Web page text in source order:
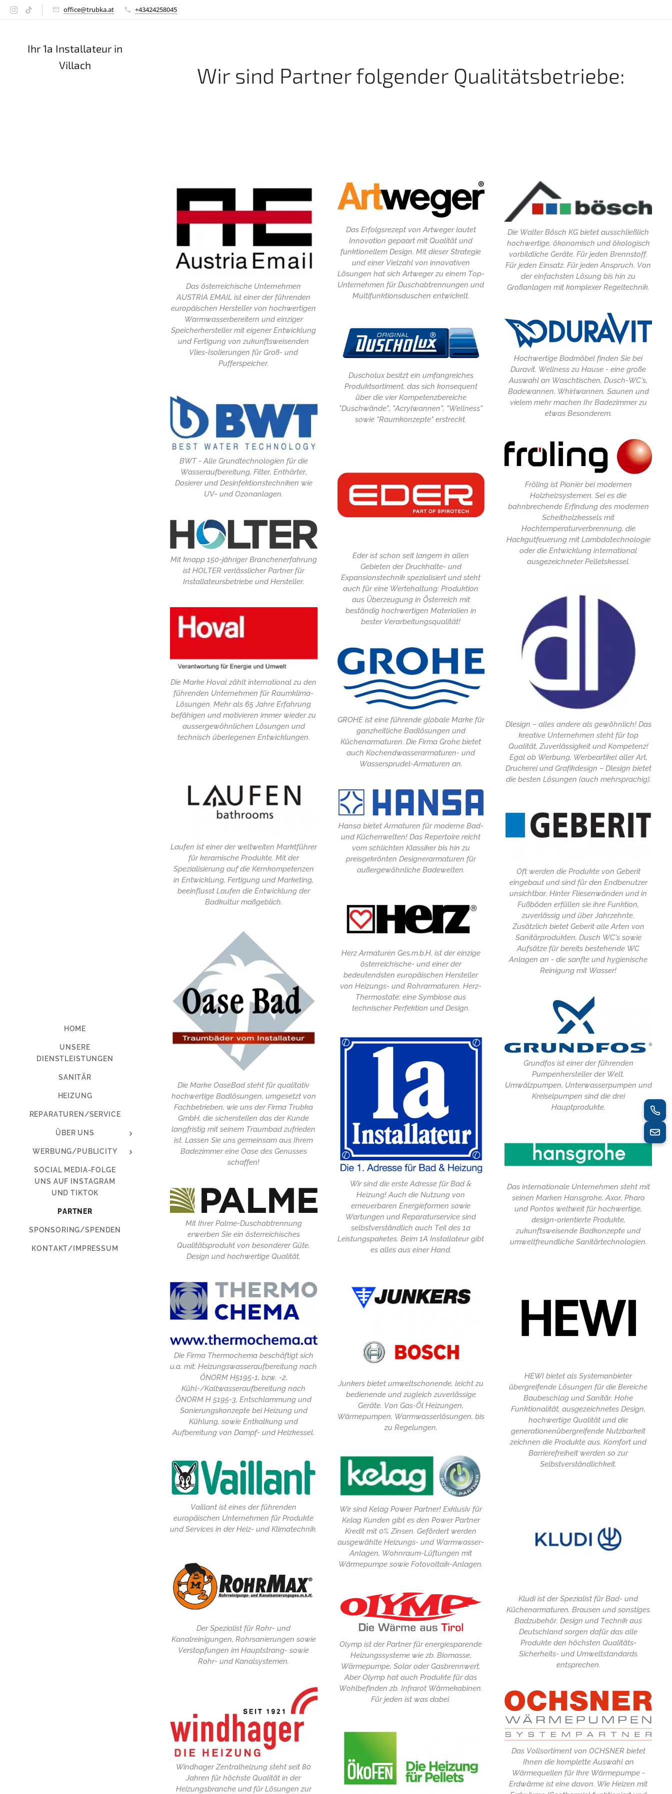
office@trubka.at +43424258045
Ihr 1a Installateur in
Villach
HOME
UNSERE
DIENSTLEISTUNGEN
SANITÄR
HEIZUNG
REPARATUREN/SERVICE
ÜBER UNS
WERBUNG/PUBLICITY
SOCIAL MEDIA-FOLGE
UNS AUF INSTAGRAM
UND TIKTOK
PARTNER
SPONSORING/SPENDEN
KONTAKT/IMPRESSUM
Wir sind Partner folgender Qualitätsbetriebe:
Das österreichische Unternehmen
AUSTRIA EMAIL ist einer der führenden
europäischen Hersteller von hochwertigen
Warmwasserbereitern und einziger
Speicherhersteller mit eigener Entwicklung
und Fertigung von zukunftsweisenden
Vlies-Isolierungen für Groß- und
Pufferspeicher.
BWT - Alle Grundtechnologien für die
Wasseraufbereitung, Filter, Enthärter,
Dosierer und Desinfektionstechniken wie
UV- und Ozonanlagen.
Mit knapp 150-jähriger Branchenerfahrung
ist HOLTER verlässlicher Partner für
Installateursbetriebe und Hersteller.
Die Marke Hoval zählt international zu den
führenden Unternehmen für Raumklima-
Lösungen. Mehr als 65 Jahre Erfahrung
befähigen und motivieren immer wieder zu
aussergewöhnlichen Lösungen und
technisch überlegenen Entwicklungen.
Laufen ist einer der weltweiten Marktführer
für keramische Produkte. Mit der
Spezialisierung auf die Kernkompetenzen
in Entwicklung, Fertigung und Marketing,
beeinflusst Laufen die Entwicklung der
Badkultur maßgeblich.
Die Marke OaseBad steht für qualitativ
hochwertige Badlösungen, umgesetzt von
Fachbetrieben, wie uns der Firma Trubka
GmbH, die sicherstellen das der Kunde
langfristig mit seinem Traumbad zufrieden
ist. Lassen Sie uns gemeinsam aus Ihrem
Badezimmer eine Oase des Genusses
schaffen!
Mit Ihrer Palme-Duschabtrennung
erwerben Sie ein österreichisches
Qualitätsprodukt von besonderer Güte,
Design und hochwertige Qualität.
Die Firma Thermochema beschäftigt sich
u.a. mit: Heizungswasseraufbereitung nach
ÖNORM H5195-1, bzw. -2,
Kühl-/Kaltwasseraufbereitung nach
ÖNORM H 5195-3, Entschlammung und
Sanierungskonzepte bei Heizung und
Kühlung, sowie Entkalkung und
Aufbereitung von Dampf- und Heizkessel.
Vaillant ist eines der führenden
europäischen Unternehmen für Produkte
und Services in der Heiz- und Klimatechnik.
Der Spezialist für Rohr- und
Kanalreinigungen, Rohrsanierungen sowie
Verstopfungen im Hauptstrang- sowie
Rohr- und Kanalsystemen.
Windhager Zentralheizung steht seit 80
Jahren für höchste Qualität in der
Heizungsbranche und für Lösungen zur
Das Erfolgsrezept von Artweger lautet
Innovation gepaart mit Qualität und
funktionellem Design. Mit dieser Strategie
und einer Vielzahl von innovativen
Lösungen hat sich Artweger zu einem Top-
Unternehmen für Duschabtrennungen und
Multifunktionsduschen entwickelt.
Duscholux besitzt ein umfangreiches
Produktsortiment, das sich konsequent
über die vier Kompetenzbereiche
"Duschwände", "Acrylwannen", "Wellness"
sowie "Raumkonzepte" erstreckt.
Eder ist schon seit langem in allen
Gebieten der Druckhalte- und
Expansionstechnik spezialisiert und steht
auch für eine Wertehaltung: Produktion
aus Überzeugung in Österreich mit
beständig hochwertigen Materialien in
bester Verarbeitungsqualität!
GROHE ist eine führende globale Marke für
ganzheitliche Badlösungen und
Küchenarmaturen. Die Firma Grohe bietet
auch Kochendwasserarmaturen- und
Wassersprudel-Armaturen an.
Hansa bietet Armaturen für moderne Bad-
und Küchenwelten! Das Repertoire reicht
vom schlichten Klassiker bis hin zu
preisgekrönten Designerarmaturen für
außergewöhnliche Badewelten.
Herz Armaturen Ges.m.b.H. ist der einzige
österreichische- und einer der
bedeutendsten europäischen Hersteller
von Heizungs- und Rohrarmaturen. Herz-
Thermostate: eine Symbiose aus
technischer Perfektion und Design.
Wir sind die erste Adresse für Bad &
Heizung! Auch die Nutzung von
erneuerbaren Energieformen sowie
Wartungen und Reparaturservice sind
selbstverständlich auch Teil des 1a
Leistungspaketes. Beim 1A Installateur gibt
es alles aus einer Hand.
Junkers bietet umweltschonende, leicht zu
bedienende und zugleich zuverlässige
Geräte. Von Gas-Öl Heizungen,
Wärmepumpen, Warmwasserlösungen, bis
zu Regelungen.
Wir sind Kelag Power Partner! Exklusiv für
Kelag Kunden gibt es den Power Partner
Kredit mit 0% Zinsen. Gefördert werden
ausgewählte Heizungs- und Warmwasser-
Anlagen, Wohnraum-Lüftungen mit
Wärmepumpe sowie Fotovoltaik-Anlagen.
Olymp ist der Partner für energiesparende
Heizungssysteme wie zb. Biomasse,
Wärmepumpe, Solar oder Gasbrennwert.
Aber Olymp hat auch Produkte für das
Wohlbefinden zb. Infrarot Wärmekabinen.
Für jeden ist was dabei.
Die Walter Bösch KG bietet ausschließlich
hochwertige, ökonomisch und ökologisch
vorbildliche Geräte. Für jeden Brennstoff.
Für jeden Einsatz. Für jeden Anspruch. Von
der einfachsten Lösung bis hin zu
Großanlagen mit komplexer Regeltechnik.
Hochwertige Badmöbel finden Sie bei
Duravit. Wellness zu Hause - eine große
Auswahl an Waschtischen, Dusch-WC's,
Badewannen, Whirlwannen, Saunen und
vielem mehr machen Ihr Badezimmer zu
etwas Besonderem.
Fröling ist Pionier bei modernen
Holzheizsystemen. Sei es die
bahnbrechende Erfindung des modernen
Scheitholzkessels mit
Hochtemperaturverbrennung, die
Hackgutfeuerung mit Lambdatechnologie
oder die Entwicklung international
ausgezeichneter Pelletskessel.
Dlesign – alles andere als gewöhnlich! Das
kreative Unternehmen steht für top
Qualität, Zuverlässigkeit und Kompetenz!
Egal ob Werbung, Werbeartikel aller Art,
Druckerei und Grafikdesign – Dlesign bietet
die besten Lösungen (auch mehrsprachig).
Oft werden die Produkte von Geberit
eingebaut und sind für den Endbenutzer
unsichtbar. Hinter Fliesenwänden und in
Fußböden erfüllen sie ihre Funktion,
zuverlässig und über Jahrzehnte.
Zusätzlich bietet Geberit alle Arten von
Sanitärprodukten, Dusch WC's sowie
Aufsätze für bereits bestehende WC
Anlagen an - die sanfte und hygienische
Reinigung mit Wasser!
Grundfos ist einer der führenden
Pumpenhersteller der Welt.
Umwälzpumpen, Unterwasserpumpen und
Kreiselpumpen sind die drei
Hauptprodukte.
Das internationale Unternehmen steht mit
seinen Marken Hansgrohe, Axor, Pharo
und Pontos weltweit für hochwertige,
design-orientierte Produkte,
zukunftsweisende Badkonzepte und
umweltfreundliche Sanitärtechnologien.
HEWI bietet als Systemanbieter
übergreifende Lösungen für die Bereiche
Baubeschlag und Sanitär. Hohe
Funktionalität, ausgezeichnetes Design,
hochwertige Qualität und die
generationenübergreifende Nutzbarkeit
zeichnen die Produkte aus. Komfort und
Barrierefreiheit werden so zur
Selbstverständlichkeit.
Kludi ist der Spezialist für Bad- und
Küchenarmaturen, Brausen und sonstiges
Badzubehör. Design und Technik aus
Deutschland sorgen dafür das alle
Produkte den höchsten Qualitäts-
Sicherheits- und Umweltstandards
entsprechen.
Das Vollsortiment von OCHSNER bietet
Ihnen die komplette Auswahl an
Wärmequellen für Ihre Wärmepumpe -
Erdwärme ist eine davon. Wie Heizen mit